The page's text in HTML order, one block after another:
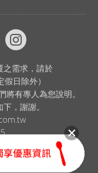
之需求，請於
日除外）
有專人為您說明。
，謝謝。
Reserved.